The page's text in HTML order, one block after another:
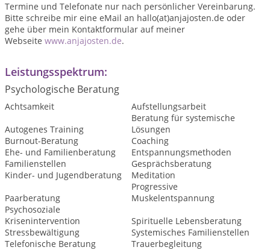
Termine und Telefonate nur nach persönlicher Vereinbarung.
Bitte schreibe mir eine eMail an hallo(at)anjajosten.de oder
gehe über mein Kontaktformular auf meiner
Webseite www.anjajosten.de.
Leistungsspektrum:
Psychologische Beratung
Achtsamkeit
Aufstellungsarbeit
Autogenes Training
Beratung für systemische
Lösungen
Burnout-Beratung
Coaching
Ehe- und Familienberatung
Entspannungsmethoden
Familienstellen
Gesprächsberatung
Kinder- und Jugendberatung
Meditation
Paarberatung
Progressive
Muskelentspannung
Psychosoziale
Krisenintervention
Spirituelle Lebensberatung
Stressbewältigung
Systemisches Familienstellen
Telefonische Beratung
Trauerbegleitung